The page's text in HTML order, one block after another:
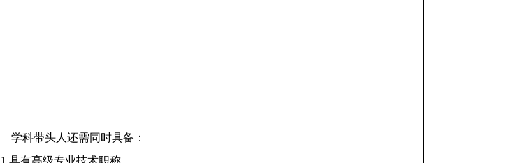
学科带头人还需同时具备：
1.具有高级专业技术职称。